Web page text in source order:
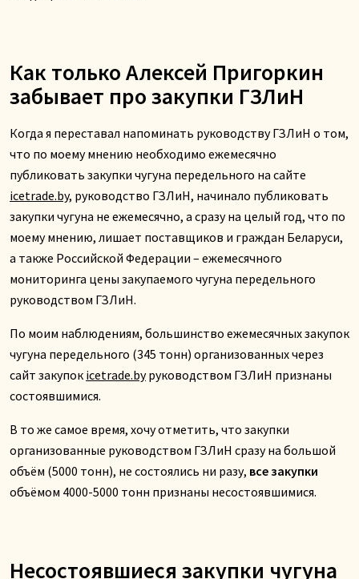
Как только Алексей Пригоркин
забывает про закупки ГЗЛиН
Когда я переставал напоминать руководству ГЗЛиН о том,
что по моему мнению необходимо ежемесячно
публиковать закупки чугуна передельного на сайте
icetrade.by, руководство ГЗЛиН, начинало публиковать
закупки чугуна не ежемесячно, а сразу на целый год, что по
моему мнению, лишает поставщиков и граждан Беларуси,
а также Российской Федерации – ежемесячного
мониторинга цены закупаемого чугуна передельного
руководством ГЗЛиН.
По моим наблюдениям, большинство ежемесячных закупок
чугуна передельного (345 тонн) организованных через
сайт закупок icetrade.byруководством ГЗЛиН признаны
состоявшимися.
В то же самое время, хочу отметить, что закупки
организованные руководством ГЗЛиН сразу на большой
объём (5000 тонн), не состоялись ни разу, все закупки
объёмом 4000-5000 тонн признаны несостоявшимися.
Несостоявшиеся закупки чугуна